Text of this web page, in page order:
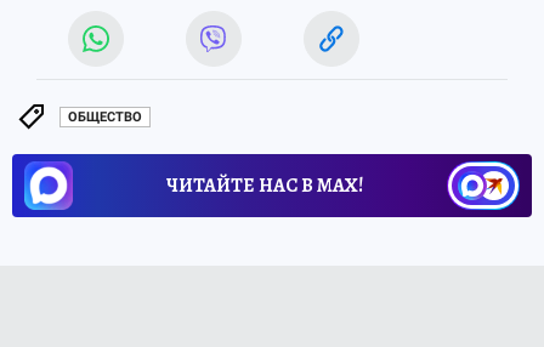
ОБЩЕСТВО
ЧИТАЙТЕ НАС В МАХ!